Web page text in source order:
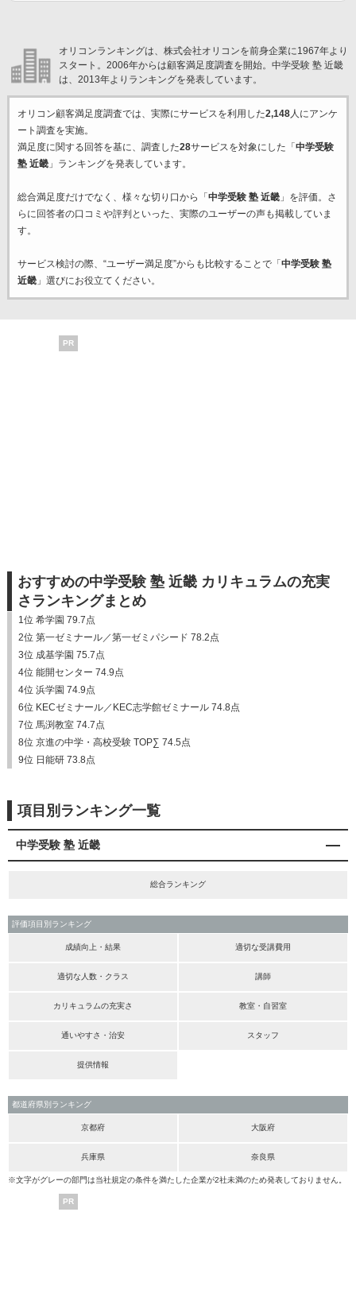
オリコンランキングは、株式会社オリコンを前身企業に1967年より
スタート。2006年からは顧客満足度調査を開始。中学受験 塾 近畿
は、2013年よりランキングを発表しています。
オリコン顧客満足度調査では、実際にサービスを利用した2,148人にアンケ
ート調査を実施。
満足度に関する回答を基に、調査した28サービスを対象にした「 中学受験
塾 近畿」ランキングを発表しています。
総合満足度だけでなく、様々な切り口から「 中学受験 塾 近畿」を評価。さ
らに回答者の口コミや評判といった、実際のユーザーの声も掲載していま
す。
サービス検討の際、“ユーザー満足度”からも比較することで「 中学受験 塾
近畿」選びにお役立てください。
PR
おすすめの中学受験 塾 近畿 カリキュラムの充実
さランキングまとめ
1位 希学園 79.7点
2位 第一ゼミナール／第一ゼミパシード 78.2点
3位 成基学園 75.7点
4位 能開センター 74.9点
4位 浜学園 74.9点
6位 KECゼミナール／KEC志学館ゼミナール 74.8点
7位 馬渕教室 74.7点
8位 京進の中学・高校受験 TOP∑ 74.5点
9位 日能研 73.8点
項目別ランキング一覧
中学受験 塾 近畿
総合ランキング
評価項目別ランキング
成績向上・結果 適切な受講費用
適切な人数・クラス 講師
カリキュラムの充実さ 教室・自習室
通いやすさ・治安 スタッフ
提供情報
都道府県別ランキング
京都府 大阪府
兵庫県 奈良県
※文字がグレーの部門は当社規定の条件を満たした企業が2社未満のため発表しておりません。
PR